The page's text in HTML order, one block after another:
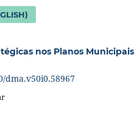
nos Planos
dma.v50i0.58967